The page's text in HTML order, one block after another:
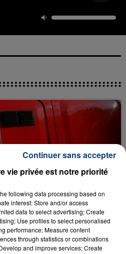
LENS : UNE FEMME ET
VIE ET LA...
par le feu après avoir
et leur bébé de trois mois
vie privée est notre priorité
following data processing based on
interest: Store and/or access
data to select advertising; Create
Use profiles to select personalised
performance; Measure content
through statistics or combinations
and improve services; Create
Continuer sans accepter